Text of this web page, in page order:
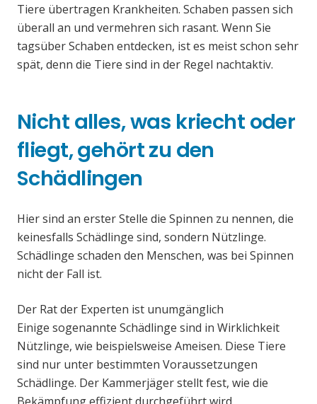
Tiere übertragen Krankheiten. Schaben passen sich
überall an und vermehren sich rasant. Wenn Sie
tagsüber Schaben entdecken, ist es meist schon sehr
spät, denn die Tiere sind in der Regel nachtaktiv.
Nicht alles, was kriecht oder
fliegt, gehört zu den
Schädlingen
Hier sind an erster Stelle die Spinnen zu nennen, die
keinesfalls Schädlinge sind, sondern Nützlinge.
Schädlinge schaden den Menschen, was bei Spinnen
nicht der Fall ist.
Der Rat der Experten ist unumgänglich
Einige sogenannte Schädlinge sind in Wirklichkeit
Nützlinge, wie beispielsweise Ameisen. Diese Tiere
sind nur unter bestimmten Voraussetzungen
Schädlinge. Der Kammerjäger stellt fest, wie die